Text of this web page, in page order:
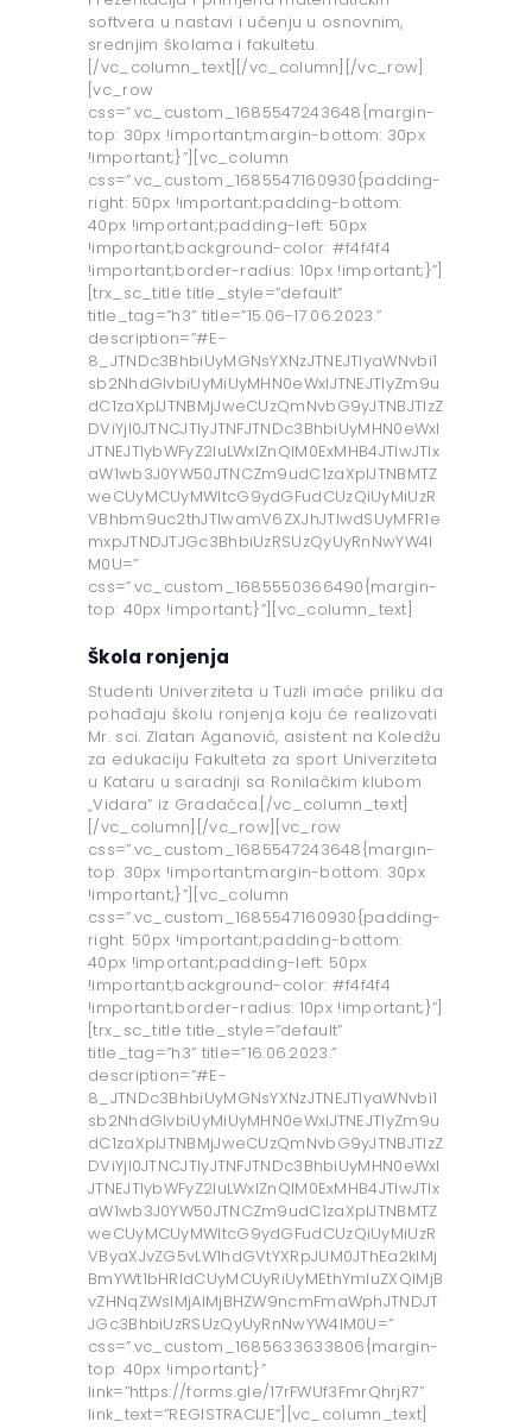
softvera u nastavi i učenju u osnovnim,
srednjim školama i fakultetu.
[/vc_column_text][/vc_column][/vc_row]
[vc_row
css=”.vc_custom_1685547243648{margin-
top: 30px !important;margin-bottom: 30px
!important;}”][vc_column
css=”.vc_custom_1685547160930{padding-
right: 50px !important;padding-bottom:
40px !important;padding-left: 50px
!important;background-color: #f4f4f4
!important;border-radius: 10px !important;}”]
[trx_sc_title title_style=”default”
title_tag=”h3” title=”15.06-17.06.2023.”
description=”#E-
8_JTNDc3BhbiUyMGNsYXNzJTNEJTIyaWNvbi1
sb2NhdGlvbiUyMiUyMHN0eWxlJTNEJTIyZm9u
dC1zaXplJTNBMjJweCUzQmNvbG9yJTNBJTIzZ
DViYjI0JTNCJTIyJTNFJTNDc3BhbiUyMHN0eWxl
JTNEJTIybWFyZ2luLWxlZnQlM0ExMHB4JTIwJTIx
aW1wb3J0YW50JTNCZm9udC1zaXplJTNBMTZ
weCUyMCUyMWltcG9ydGFudCUzQiUyMiUzR
VBhbm9uc2thJTIwamV6ZXJhJTIwdSUyMFR1e
mxpJTNDJTJGc3BhbiUzRSUzQyUyRnNwYW4l
M0U=”
css=”.vc_custom_1685550366490{margin-
top: 40px !important;}”][vc_column_text]
Škola ronjenja
Studenti Univerziteta u Tuzli imaće priliku da
pohađaju školu ronjenja koju će realizovati
Mr. sci. Zlatan Aganović, asistent na Koledžu
za edukaciju Fakulteta za sport Univerziteta
u Kataru u saradnji sa Ronilačkim klubom
„Vidara“ iz Gradačca.[/vc_column_text]
[/vc_column][/vc_row][vc_row
css=”.vc_custom_1685547243648{margin-
top: 30px !important;margin-bottom: 30px
!important;}”][vc_column
css=”.vc_custom_1685547160930{padding-
right: 50px !important;padding-bottom:
40px !important;padding-left: 50px
!important;background-color: #f4f4f4
!important;border-radius: 10px !important;}”]
[trx_sc_title title_style=”default”
title_tag=”h3” title=”16.06.2023.”
description=”#E-
8_JTNDc3BhbiUyMGNsYXNzJTNEJTIyaWNvbi1
sb2NhdGlvbiUyMiUyMHN0eWxlJTNEJTIyZm9u
dC1zaXplJTNBMjJweCUzQmNvbG9yJTNBJTIzZ
DViYjI0JTNCJTIyJTNFJTNDc3BhbiUyMHN0eWxl
JTNEJTIybWFyZ2luLWxlZnQlM0ExMHB4JTIwJTIx
aW1wb3J0YW50JTNCZm9udC1zaXplJTNBMTZ
weCUyMCUyMWltcG9ydGFudCUzQiUyMiUzR
VByaXJvZG5vLW1hdGVtYXRpJUM0JThEa2klMj
BmYWt1bHRldCUyMCUyRiUyMEthYmluZXQlMjB
vZHNqZWslMjAlMjBHZW9ncmFmaWphJTNDJT
JGc3BhbiUzRSUzQyUyRnNwYW4lM0U=”
css=”.vc_custom_1685633633806{margin-
top: 40px !important;}”
link=”https://forms.gle/17rFWUf3FmrQhrjR7”
link_text=”REGISTRACIJE”][vc_column_text]